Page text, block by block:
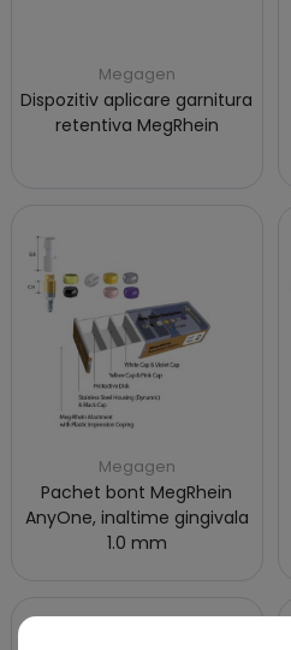
Megagen
Dispozitiv aplicare garnitura
retentiva MegRhein
Megagen
Pachet bont MegRhein
AnyOne, inaltime gingivala
1.0 mm